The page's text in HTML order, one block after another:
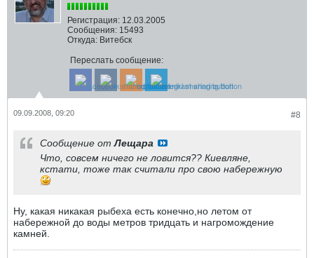
Регистрация: 12.03.2005
Сообщения: 15493
Откуда: Витебск
Переслать сообщение:
#8
09.09.2008, 09:20
Сообщение отЛещара
Что, совсем ничего не ловится?? Киевляне,
кстати, тоже так считали про свою набережную
Ну, какая никакая рыбеха есть конечно,но летом от
набережной до воды метров тридцать и нагромождение
камней.